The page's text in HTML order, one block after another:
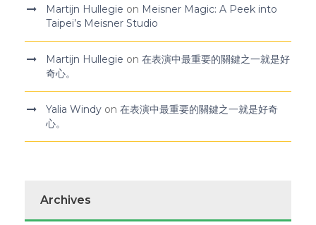
Martijn Hullegie on Meisner Magic: A Peek into
Taipei’s Meisner Studio
Martijn Hullegie on 在表演中最重要的關鍵之一就是好
奇心。
Yalia Windy on 在表演中最重要的關鍵之一就是好奇
心。
Archives